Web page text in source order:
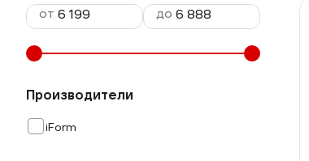
от
до
Производители
iForm